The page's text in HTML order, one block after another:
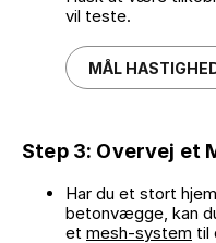
vil teste.
MÅL
Step 3: Overvej et
Har du et stort
betonvægge, kan
et mesh-system til